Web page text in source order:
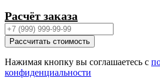
Расчёт заказа
Рассчитать стоимость
Нажимая кнопку вы соглашаетесь с
конфиденциальности